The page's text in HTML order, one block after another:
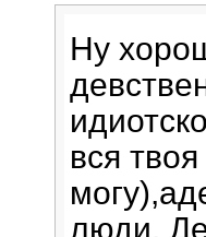
Ну
вся
люди.